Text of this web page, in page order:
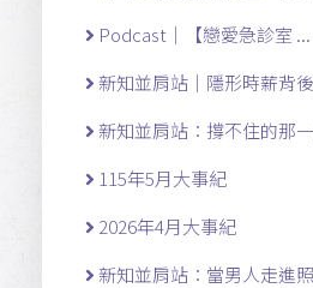
Podcast｜【戀愛急診室 ...
新知並肩站｜隱形時薪背
新知並肩站：撐不住的那
115年5月大事紀
2026年4月大事紀
新知並肩站：當男人走進